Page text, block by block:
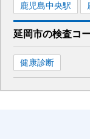
鹿児島中央駅
延岡市の検査コ
健康診断